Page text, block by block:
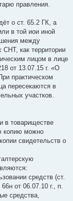
правления.
о ст. 65.2 ГК, а
в той иои иной
между
как территории
лицом в лице
от 13.07.15 г. «О
практическом
пересекаются в
участков.
в товариществе
копию можно
свидетельств о
средств (ст.
от 06.07.10 г., п.
средства,